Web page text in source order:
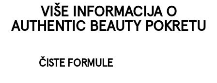
VIŠE INFORMACIJA O
AUTHENTIC BEAUTY POKRETU
ČISTE FORMULE